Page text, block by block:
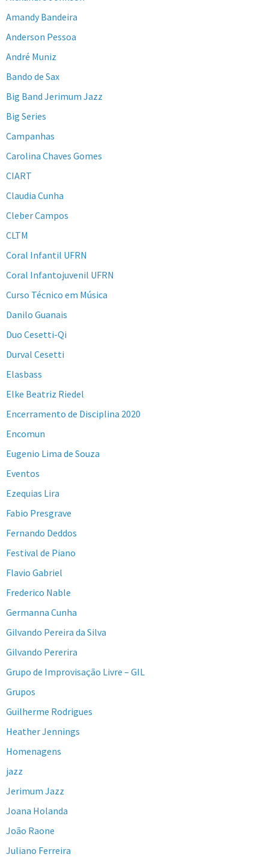
Amandy Bandeira
Anderson Pessoa
André Muniz
Bando de Sax
Big Band Jerimum Jazz
Big Series
Campanhas
Carolina Chaves Gomes
CIART
Claudia Cunha
Cleber Campos
CLTM
Coral Infantil UFRN
Coral Infantojuvenil UFRN
Curso Técnico em Música
Danilo Guanais
Duo Cesetti-Qi
Durval Cesetti
Elasbass
Elke Beatriz Riedel
Encerramento de Disciplina 2020
Encomun
Eugenio Lima de Souza
Eventos
Ezequias Lira
Fabio Presgrave
Fernando Deddos
Festival de Piano
Flavio Gabriel
Frederico Nable
Germanna Cunha
Gilvando Pereira da Silva
Gilvando Pererira
Grupo de Improvisação Livre – GIL
Grupos
Guilherme Rodrigues
Heather Jennings
Homenagens
jazz
Jerimum Jazz
Joana Holanda
João Raone
Juliano Ferreira